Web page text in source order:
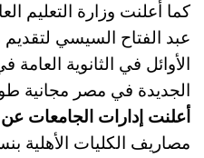
كما أعلنت وزارة التعليم
عبد الفتاح السيسي
الأوائل في الثانوية العامة
الجديدة في مصر مجانية
أعلنت إدارات الجامعات
مصاريف الكليات الأهلية